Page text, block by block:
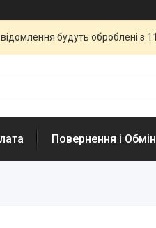
будуть оброблені з
Повернення і Обмін